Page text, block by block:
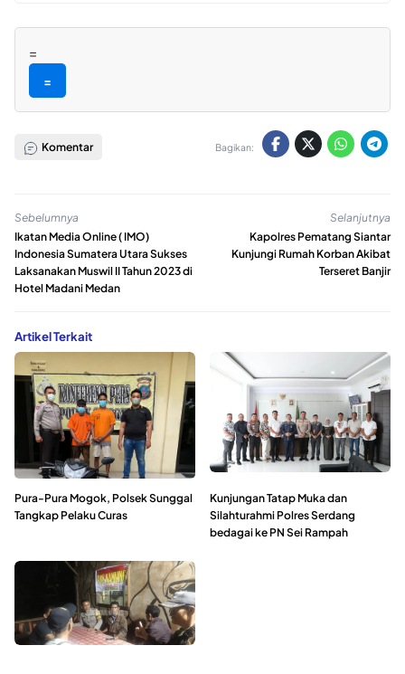
=
=
Komentar Bagikan:
Sebelumnya
Ikatan Media Online ( IMO)
Indonesia Sumatera Utara Sukses
Laksanakan Muswil II Tahun 2023 di
Hotel Madani Medan
Selanjutnya
Kapolres Pematang Siantar
Kunjungi Rumah Korban Akibat
Terseret Banjir
Artikel Terkait
Pura-Pura Mogok, Polsek Sunggal
Tangkap Pelaku Curas
Kunjungan Tatap Muka dan
Silahturahmi Polres Serdang
bedagai ke PN Sei Rampah